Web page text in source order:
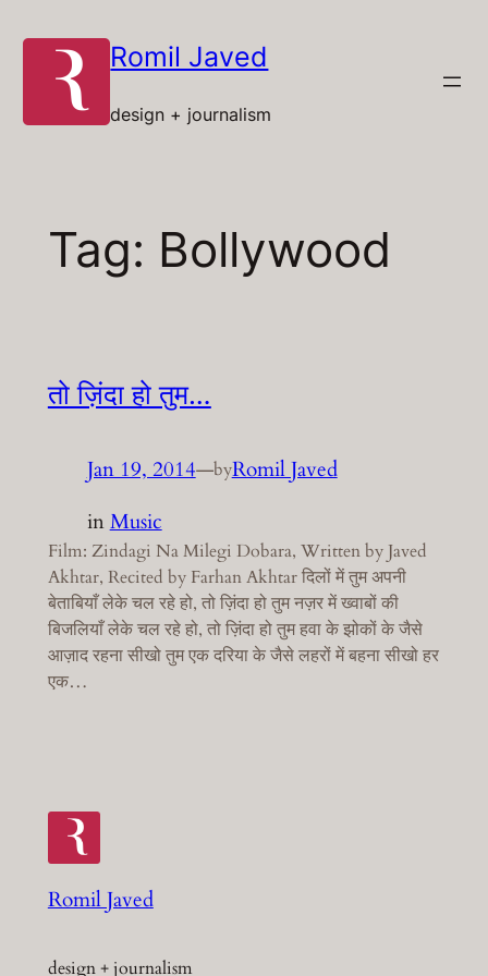
content
Romil Javed
design + journalism
Tag: Bollywood
तो ज़िंदा हो तुम…
Jan 19, 2014—byRomil Javed
inMusic
Film: Zindagi Na Milegi Dobara, Written by Javed
Akhtar, Recited by Farhan Akhtar दिलों में तुम अपनी
बेताबियाँ लेके चल रहे हो, तो ज़िंदा हो तुम नज़र में ख्वाबों की
बिजलियाँ लेके चल रहे हो, तो ज़िंदा हो तुम हवा के झोकों के जैसे
आज़ाद रहना सीखो तुम एक दरिया के जैसे लहरों में बहना सीखो हर
एक…
Romil Javed
design + journalism